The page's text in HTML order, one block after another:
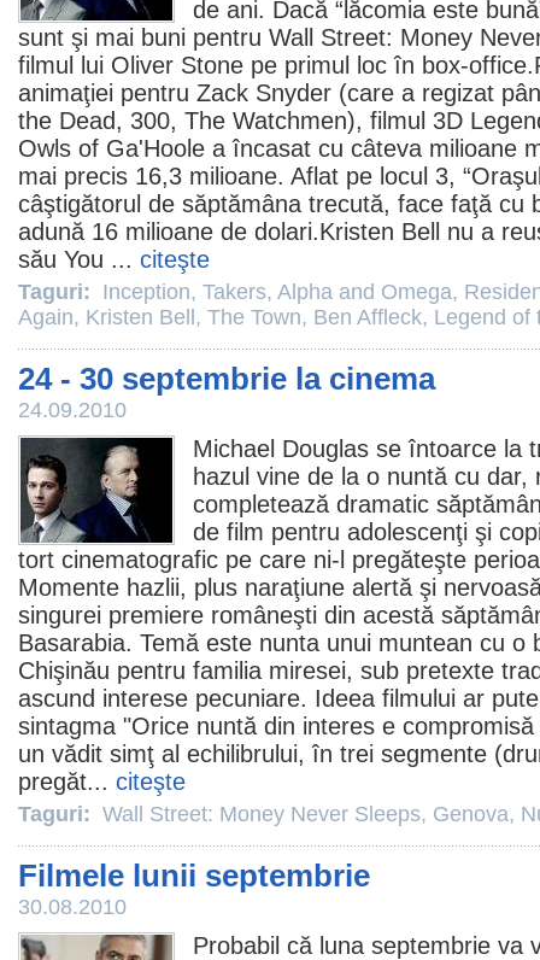
de ani. Dacă “lăcomia este
sunt şi mai buni pentru Wall Street: Money
filmul
lui Oliver Stone pe primul loc în box-
animaţiei pentru Zack Snyder (care a regizat
the Dead, 300, The Watchmen), filmul 3D
Owls of Ga'Hoole a încasat cu câteva milioane
mai precis 16,3 milioane. Aflat pe locul 3, “
câştigătorul de săptămâna trecută, face faţă cu
adună 16 milioane de dolari.Kristen Bell
nu a
său You ... citeşte
Taguri: Inception, Takers, Alpha and Omega,
Again, Kristen Bell , The Town, Ben Affleck, Legend of
24 - 30 septembrie la cinema
24.09.2010
Michael Douglas se întoarce la
hazul vine de la o nuntă cu
completează dramatic
de film pentru adolescenţi şi
tort cinematografic pe care ni-l pregăteşte
Momente hazlii, plus naraţiune alertă şi
singurei premiere româneşti din acestă
Basarabia. Temă este nunta unui muntean cu o
Chişinău pentru familia miresei, sub pretexte
ascund interese pecuniare. Ideea filmului ar
sintagma "Orice nuntă din interes e
un vădit simţ al echilibrului, în trei segmente
pregăt... citeşte
Taguri: Wall Street: Money Never Sleeps, Genova,
Filmele lunii septembrie
30.08.2010
Probabil că luna septembrie va